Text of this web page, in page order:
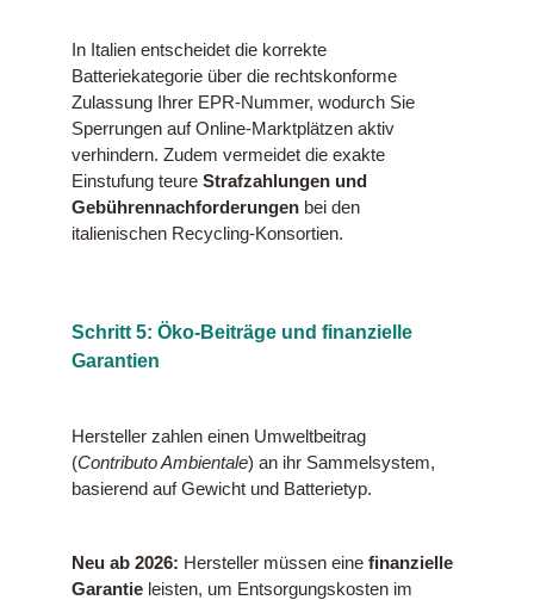
In Italien entscheidet die korrekte
Batteriekategorie über die rechtskonforme
Zulassung Ihrer EPR-Nummer, wodurch Sie
Sperrungen auf Online-Marktplätzen aktiv
verhindern. Zudem vermeidet die exakte
Einstufung teure Strafzahlungen und
Gebührennachforderungenbei den
italienischen Recycling-Konsortien.
Schritt 5: Öko-Beiträge und finanzielle
Garantien
Hersteller zahlen einen Umweltbeitrag
(Contributo Ambientale) an ihr Sammelsystem,
basierend auf Gewicht und Batterietyp.
Neu ab 2026: Hersteller müssen eine finanzielle
Garantieleisten, um Entsorgungskosten im